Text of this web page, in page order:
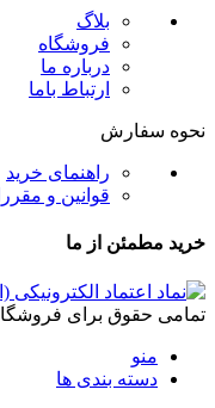
بلاگ
فروشگاه
درباره ما
ارتباط باما
نحوه سفارش
راهنمای خرید
قوانین و
خرید مطمئن از ما
تمامی حقوق برای
منو
دسته بندی ها